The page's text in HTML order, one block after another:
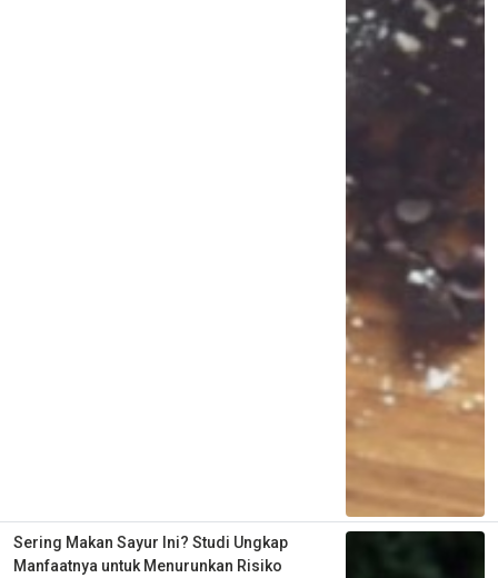
Sering Makan Sayur Ini? Studi Ungkap
Manfaatnya untuk Menurunkan Risiko